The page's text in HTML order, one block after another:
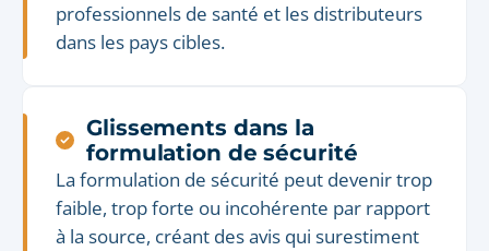
professionnels de santé et les distributeurs
dans les pays cibles.
Glissements dans la
formulation de sécurité
La formulation de sécurité peut devenir trop
faible, trop forte ou incohérente par rapport
à la source, créant des avis qui surestiment